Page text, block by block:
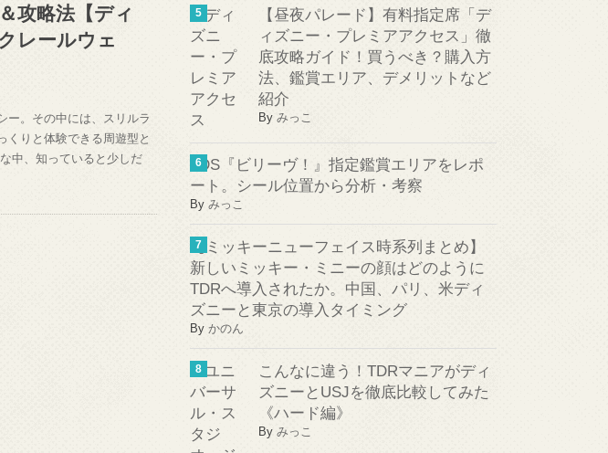
攻略法【ディ
レールウェ
ー。その中には、スリルラ
くりと体験できる周遊型と
中、知っていると少しだ
【昼夜パレード】有料指定席「デ
ィズニー・プレミアアクセス」徹
底攻略ガイド！買うべき？購入方
法、鑑賞エリア、デメリットなど
紹介
By みっこ
TDS『ビリーヴ！』指定鑑賞エリアをレポ
ート。シール位置から分析・考察
By みっこ
【ミッキーニューフェイス時系列まとめ】
新しいミッキー・ミニーの顔はどのように
TDRへ導入されたか。中国、パリ、米ディ
ズニーと東京の導入タイミング
By かのん
こんなに違う！TDRマニアがディ
ズニーとUSJを徹底比較してみた
《ハード編》
By みっこ